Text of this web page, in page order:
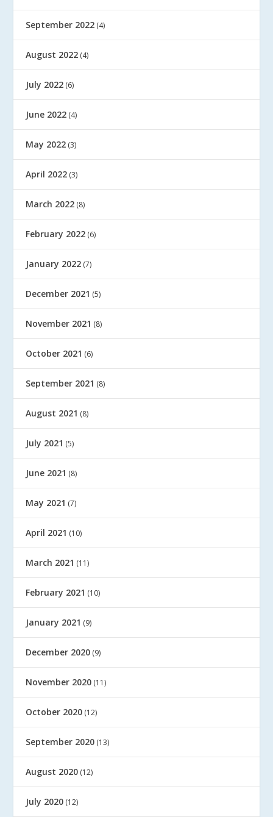
September 2022 (4)
August 2022 (4)
July 2022 (6)
June 2022 (4)
May 2022 (3)
April 2022 (3)
March 2022 (8)
February 2022 (6)
January 2022 (7)
December 2021 (5)
November 2021 (8)
October 2021 (6)
September 2021 (8)
August 2021 (8)
July 2021 (5)
June 2021 (8)
May 2021 (7)
April 2021 (10)
March 2021 (11)
February 2021 (10)
January 2021 (9)
December 2020 (9)
November 2020 (11)
October 2020 (12)
September 2020 (13)
August 2020 (12)
July 2020 (12)